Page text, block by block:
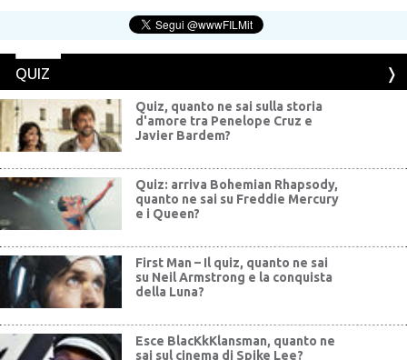
QUIZ
Quiz, quanto ne sai sulla storia
d'amore tra Penelope Cruz e
Javier Bardem?
Quiz: arriva Bohemian Rhapsody,
quanto ne sai su Freddie Mercury
e i Queen?
First Man – Il quiz, quanto ne sai
su Neil Armstrong e la conquista
della Luna?
Esce BlacKkKlansman, quanto ne
sai sul cinema di Spike Lee?